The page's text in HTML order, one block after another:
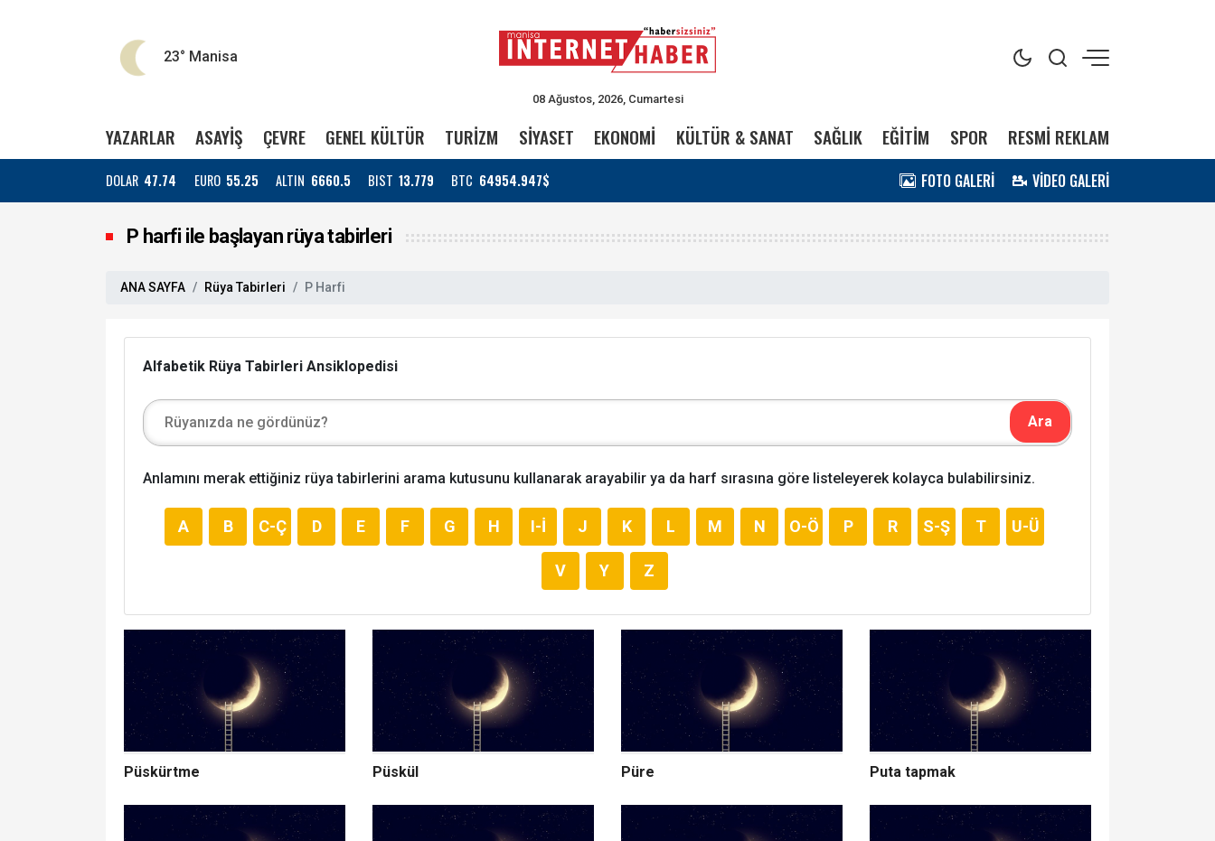
23° Manisa
08 Ağustos, 2026, Cumartesi
YAZARLAR ASAYİŞ ÇEVRE GENEL KÜLTÜR TURİZM SİYASET EKONOMİ KÜLTÜR & SANAT SAĞLIK EĞİTİM SPOR RESMİ REKLAM
DOLAR 47.74 EURO 55.25 ALTIN 6660.5 BIST 13.779 BTC 64954.947$ FOTO GALERİ VİDEO GALERİ
P harfi ile başlayan rüya tabirleri
ANA SAYFA Rüya Tabirleri P Harfi
Alfabetik Rüya Tabirleri Ansiklopedisi
Anlamını merak ettiğiniz rüya tabirlerini arama kutusunu kullanarak arayabilir ya da harf sırasına göre listeleyerek kolayca bulabilirsiniz.
A B C-Ç D E F G H I-İ J K L M N O-Ö P R S-Ş T U-Ü
V Y Z
Püskürtme Püskül Püre Puta tapmak